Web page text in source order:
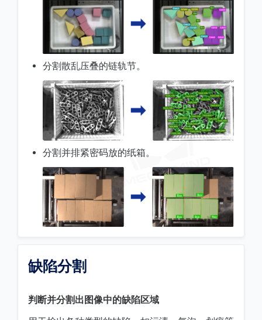
分割散乱压叠的链轨节。
分割并排紧密码放的纸箱。
缺陷分割
判断并分割出图像中的缺陷区域